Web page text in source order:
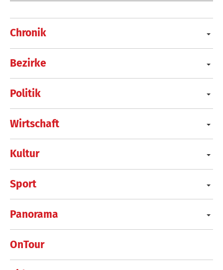
Chronik
Bezirke
Politik
Wirtschaft
Kultur
Sport
Panorama
OnTour